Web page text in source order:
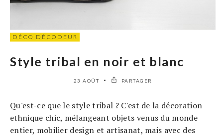
DÉCO DÉCODEUR
Style tribal en noir et blanc
23 AOÛT PARTAGER
Qu'est-ce que le style tribal ? C'est de la décoration
ethnique chic, mélangeant objets venus du monde
entier, mobilier design et artisanat, mais avec des